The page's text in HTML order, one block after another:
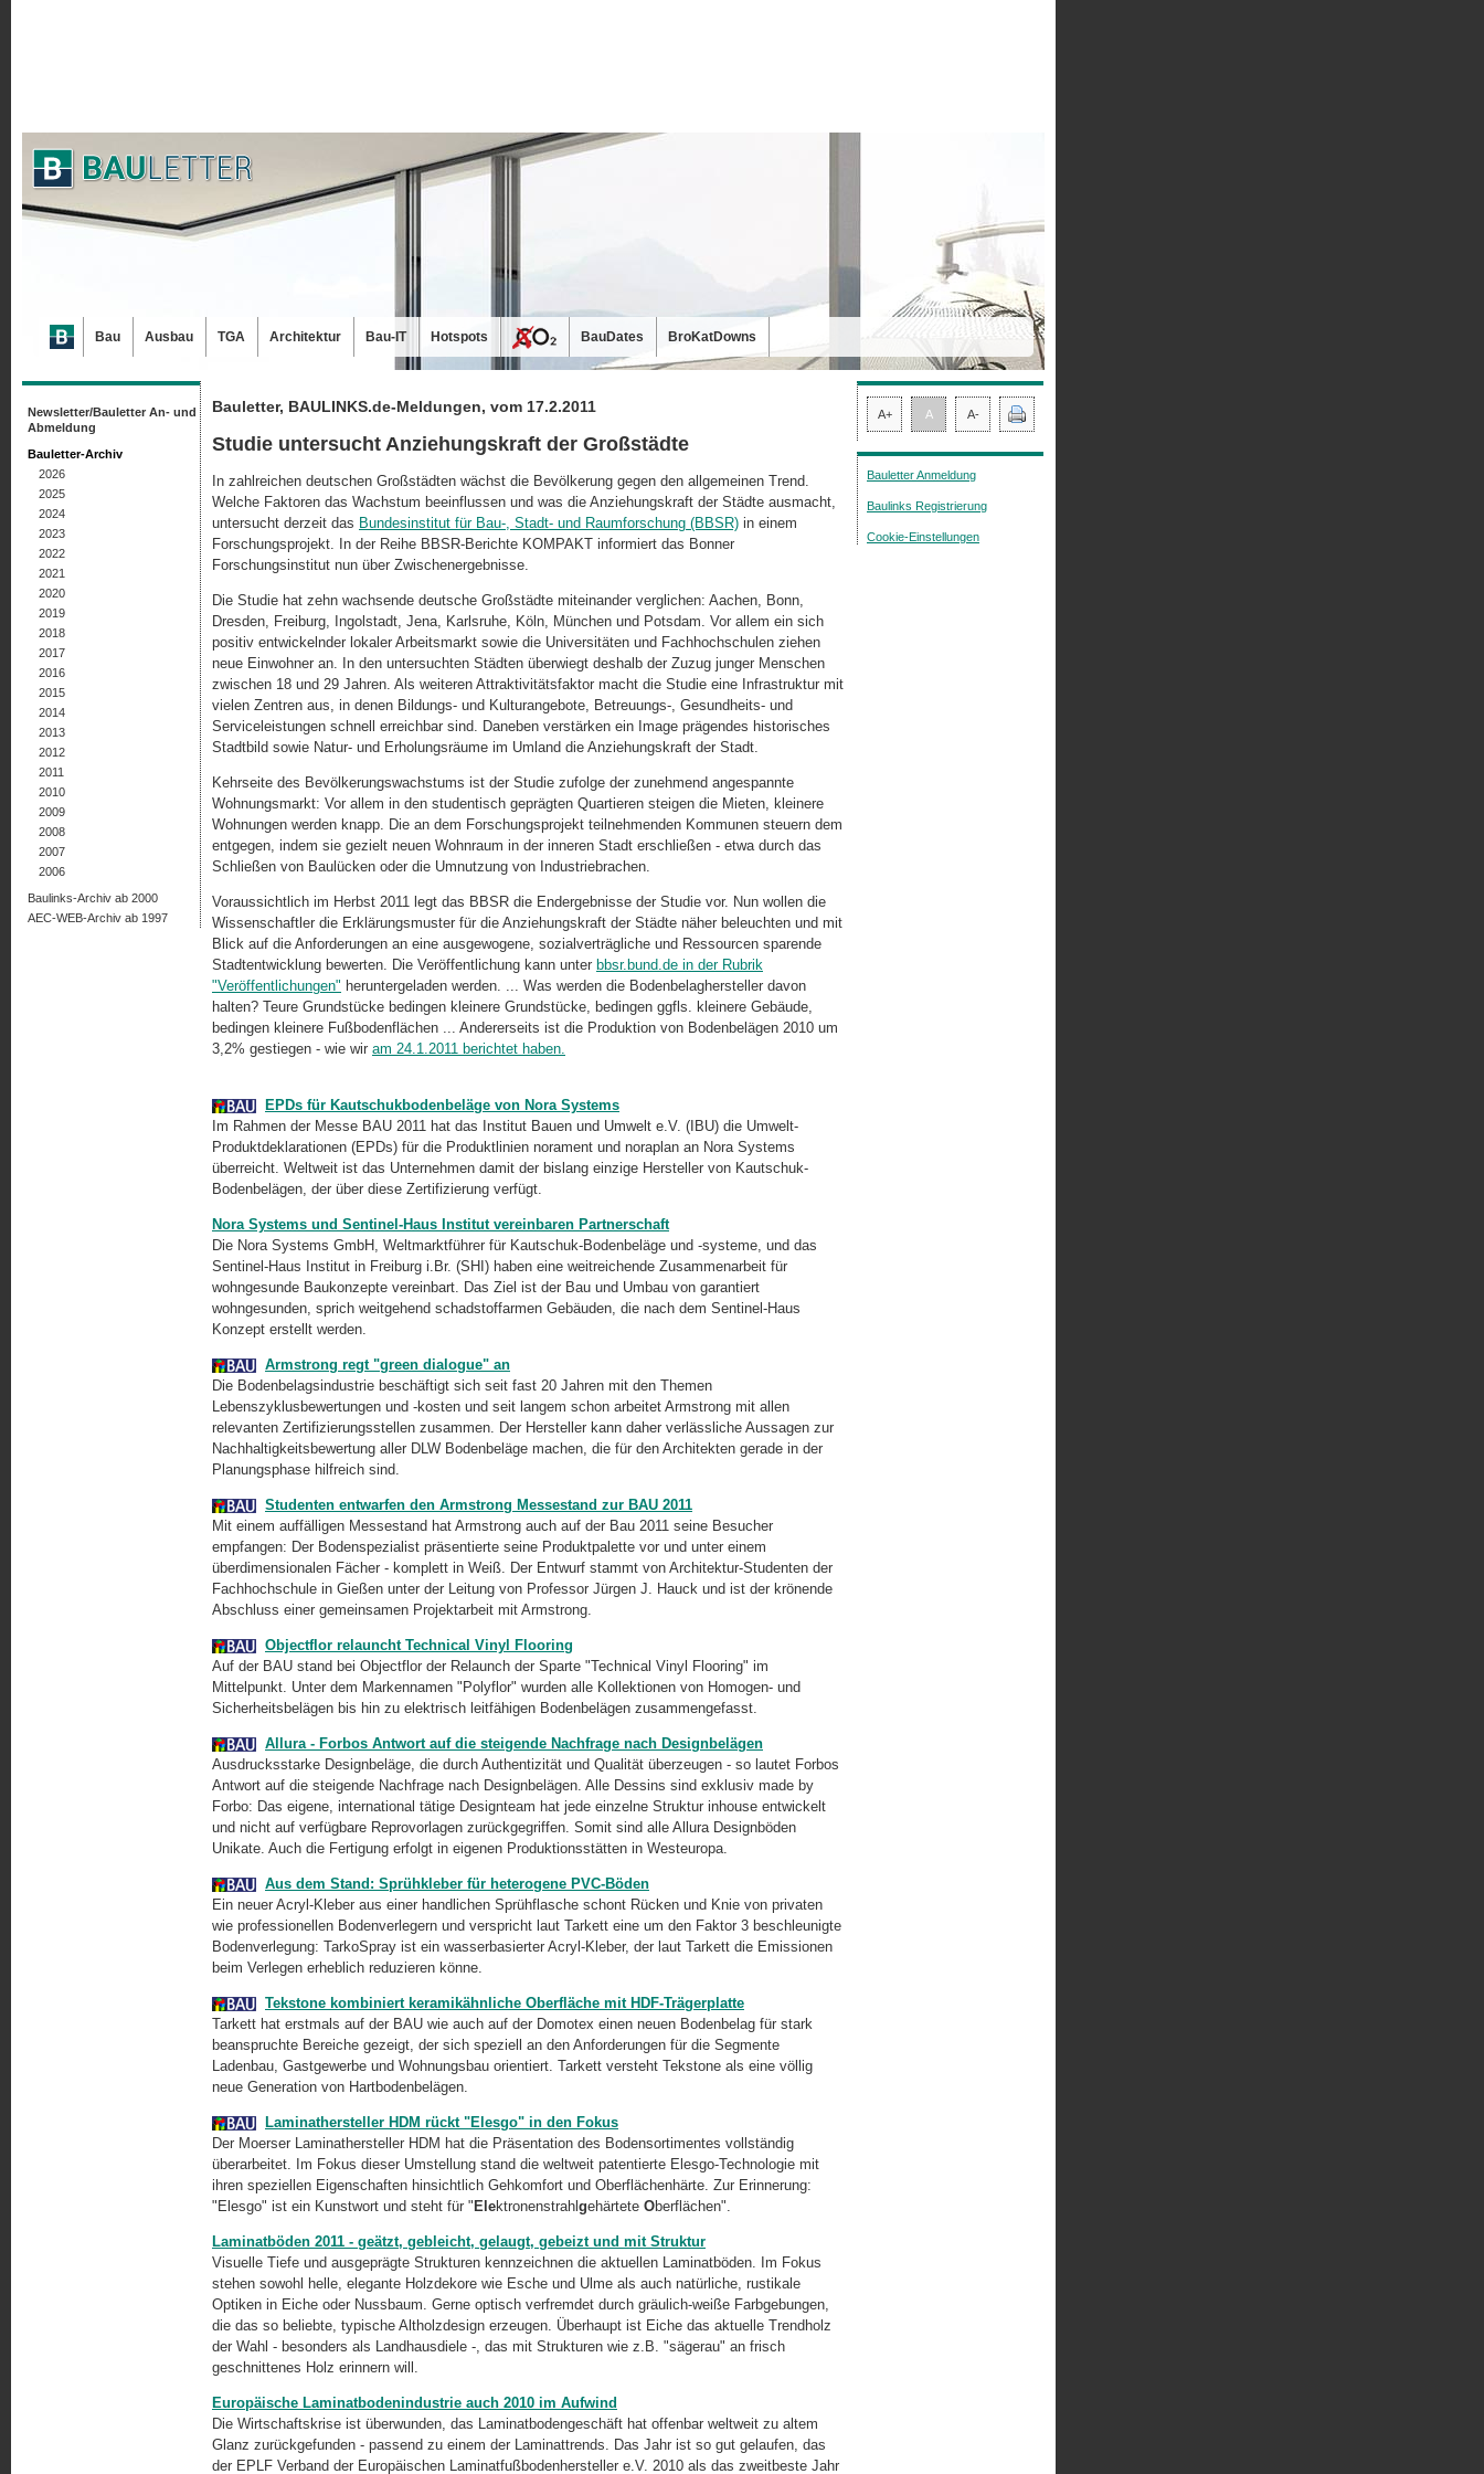
Bauletter, BAULINKS.de-Meldungen, vom 17.2.2011
Studie untersucht Anziehungskraft der Großstädte
In zahlreichen deutschen Großstädten wächst die Bevölkerung gegen den allgemeinen Trend.
Welche Faktoren das Wachstum beeinflussen und was die Anziehungskraft der Städte ausmacht,
untersucht derzeit das Bundesinstitut für Bau-, Stadt- und Raumforschung (BBSR) in einem
Forschungsprojekt. In der Reihe BBSR-Berichte KOMPAKT informiert das Bonner
Forschungsinstitut nun über Zwischenergebnisse.
Die Studie hat zehn wachsende deutsche Großstädte miteinander verglichen: Aachen, Bonn,
Dresden, Freiburg, Ingolstadt, Jena, Karlsruhe, Köln, München und Potsdam. Vor allem ein sich
positiv entwickelnder lokaler Arbeitsmarkt sowie die Universitäten und Fachhochschulen ziehen
neue Einwohner an. In den untersuchten Städten überwiegt deshalb der Zuzug junger Menschen
zwischen 18 und 29 Jahren. Als weiteren Attraktivitätsfaktor macht die Studie eine Infrastruktur mit
vielen Zentren aus, in denen Bildungs- und Kulturangebote, Betreuungs-, Gesundheits- und
Serviceleistungen schnell erreichbar sind. Daneben verstärken ein Image prägendes historisches
Stadtbild sowie Natur- und Erholungsräume im Umland die Anziehungskraft der Stadt.
Kehrseite des Bevölkerungswachstums ist der Studie zufolge der zunehmend angespannte
Wohnungsmarkt: Vor allem in den studentisch geprägten Quartieren steigen die Mieten, kleinere
Wohnungen werden knapp. Die an dem Forschungsprojekt teilnehmenden Kommunen steuern dem
entgegen, indem sie gezielt neuen Wohnraum in der inneren Stadt erschließen - etwa durch das
Schließen von Baulücken oder die Umnutzung von Industriebrachen.
Voraussichtlich im Herbst 2011 legt das BBSR die Endergebnisse der Studie vor. Nun wollen die
Wissenschaftler die Erklärungsmuster für die Anziehungskraft der Städte näher beleuchten und mit
Blick auf die Anforderungen an eine ausgewogene, sozialverträgliche und Ressourcen sparende
Stadtentwicklung bewerten. Die Veröffentlichung kann unter bbsr.bund.de in der Rubrik
"Veröffentlichungen" heruntergeladen werden. ... Was werden die Bodenbelaghersteller davon
halten? Teure Grundstücke bedingen kleinere Grundstücke, bedingen ggfls. kleinere Gebäude,
bedingen kleinere Fußbodenflächen ... Andererseits ist die Produktion von Bodenbelägen 2010 um
3,2% gestiegen - wie wir am 24.1.2011 berichtet haben.
EPDs für Kautschukbodenbeläge von Nora Systems
Im Rahmen der Messe BAU 2011 hat das Institut Bauen und Umwelt e.V. (IBU) die Umwelt-
Produktdeklarationen (EPDs) für die Produktlinien norament und noraplan an Nora Systems
überreicht. Weltweit ist das Unternehmen damit der bislang einzige Hersteller von Kautschuk-
Bodenbelägen, der über diese Zertifizierung verfügt.
Nora Systems und Sentinel-Haus Institut vereinbaren Partnerschaft
Die Nora Systems GmbH, Weltmarktführer für Kautschuk-Bodenbeläge und -systeme, und das
Sentinel-Haus Institut in Freiburg i.Br. (SHI) haben eine weitreichende Zusammenarbeit für
wohngesunde Baukonzepte vereinbart. Das Ziel ist der Bau und Umbau von garantiert
wohngesunden, sprich weitgehend schadstoffarmen Gebäuden, die nach dem Sentinel-Haus
Konzept erstellt werden.
Armstrong regt "green dialogue" an
Die Bodenbelagsindustrie beschäftigt sich seit fast 20 Jahren mit den Themen
Lebenszyklusbewertungen und -kosten und seit langem schon arbeitet Armstrong mit allen
relevanten Zertifizierungsstellen zusammen. Der Hersteller kann daher verlässliche Aussagen zur
Nachhaltigkeitsbewertung aller DLW Bodenbeläge machen, die für den Architekten gerade in der
Planungsphase hilfreich sind.
Studenten entwarfen den Armstrong Messestand zur BAU 2011
Mit einem auffälligen Messestand hat Armstrong auch auf der Bau 2011 seine Besucher
empfangen: Der Bodenspezialist präsentierte seine Produktpalette vor und unter einem
überdimensionalen Fächer - komplett in Weiß. Der Entwurf stammt von Architektur-Studenten der
Fachhochschule in Gießen unter der Leitung von Professor Jürgen J. Hauck und ist der krönende
Abschluss einer gemeinsamen Projektarbeit mit Armstrong.
Objectflor relauncht Technical Vinyl Flooring
Auf der BAU stand bei Objectflor der Relaunch der Sparte "Technical Vinyl Flooring" im
Mittelpunkt. Unter dem Markennamen "Polyflor" wurden alle Kollektionen von Homogen- und
Sicherheitsbelägen bis hin zu elektrisch leitfähigen Bodenbelägen zusammengefasst.
Allura - Forbos Antwort auf die steigende Nachfrage nach Designbelägen
Ausdrucksstarke Designbeläge, die durch Authentizität und Qualität überzeugen - so lautet Forbos
Antwort auf die steigende Nachfrage nach Designbelägen. Alle Dessins sind exklusiv made by
Forbo: Das eigene, international tätige Designteam hat jede einzelne Struktur inhouse entwickelt
und nicht auf verfügbare Reprovorlagen zurückgegriffen. Somit sind alle Allura Designböden
Unikate. Auch die Fertigung erfolgt in eigenen Produktionsstätten in Westeuropa.
Aus dem Stand: Sprühkleber für heterogene PVC-Böden
Ein neuer Acryl-Kleber aus einer handlichen Sprühflasche schont Rücken und Knie von privaten
wie professionellen Bodenverlegern und verspricht laut Tarkett eine um den Faktor 3 beschleunigte
Bodenverlegung: TarkoSpray ist ein wasserbasierter Acryl-Kleber, der laut Tarkett die Emissionen
beim Verlegen erheblich reduzieren könne.
Tekstone kombiniert keramikähnliche Oberfläche mit HDF-Trägerplatte
Tarkett hat erstmals auf der BAU wie auch auf der Domotex einen neuen Bodenbelag für stark
beanspruchte Bereiche gezeigt, der sich speziell an den Anforderungen für die Segmente
Ladenbau, Gastgewerbe und Wohnungsbau orientiert. Tarkett versteht Tekstone als eine völlig
neue Generation von Hartbodenbelägen.
Laminathersteller HDM rückt "Elesgo" in den Fokus
Der Moerser Laminathersteller HDM hat die Präsentation des Bodensortimentes vollständig
überarbeitet. Im Fokus dieser Umstellung stand die weltweit patentierte Elesgo-Technologie mit
ihren speziellen Eigenschaften hinsichtlich Gehkomfort und Oberflächenhärte. Zur Erinnerung:
"Elesgo" ist ein Kunstwort und steht für " Elektronenstrahl gehärtete Oberflächen".
Laminatböden 2011 - geätzt, gebleicht, gelaugt, gebeizt und mit Struktur
Visuelle Tiefe und ausgeprägte Strukturen kennzeichnen die aktuellen Laminatböden. Im Fokus
stehen sowohl helle, elegante Holzdekore wie Esche und Ulme als auch natürliche, rustikale
Optiken in Eiche oder Nussbaum. Gerne optisch verfremdet durch gräulich-weiße Farbgebungen,
die das so beliebte, typische Altholzdesign erzeugen. Überhaupt ist Eiche das aktuelle Trendholz
der Wahl - besonders als Landhausdiele -, das mit Strukturen wie z.B. "sägerau" an frisch
geschnittenes Holz erinnern will.
Europäische Laminatbodenindustrie auch 2010 im Aufwind
Die Wirtschaftskrise ist überwunden, das Laminatbodengeschäft hat offenbar weltweit zu altem
Glanz zurückgefunden - passend zu einem der Laminattrends. Das Jahr ist so gut gelaufen, das
der EPLF Verband der Europäischen Laminatfußbodenhersteller e.V. 2010 als das zweitbeste Jahr
Newsletter/Bauletter An- und
Abmeldung
Bauletter-Archiv
2026
2025
2024
2023
2022
2021
2020
2019
2018
2017
2016
2015
2014
2013
2012
2011
2010
2009
2008
2007
2006
Baulinks-Archiv ab 2000
AEC-WEB-Archiv ab 1997
A+ A A-
Bauletter Anmeldung
Baulinks Registrierung
Cookie-Einstellungen
Bau Ausbau TGA Architektur Bau-IT Hotspots BauDates BroKatDowns